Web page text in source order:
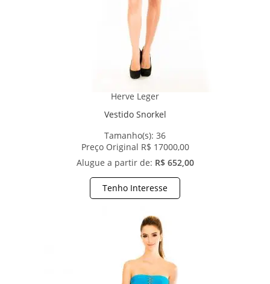
Herve Leger
Vestido Snorkel
Tamanho(s): 36
Preço Original R$ 17000,00
Alugue a partir de: R$ 652,00
Tenho Interesse